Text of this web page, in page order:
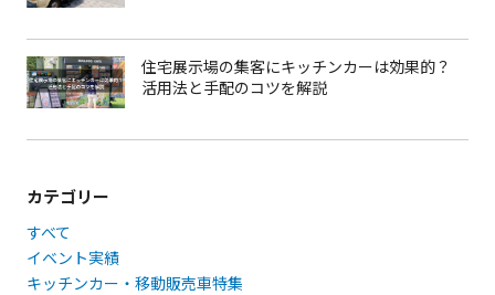
住宅展示場の集客にキッチンカーは効果的？
活用法と手配のコツを解説
カテゴリー
すべて
イベント実績
キッチンカー・移動販売車特集